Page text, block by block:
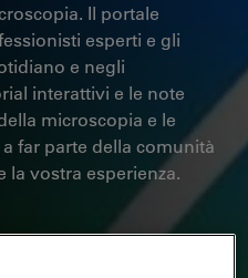
Il portale
esperti e gli
e negli
interattivi e le note
microscopia e le
far parte della comunità
la vostra esperienza.